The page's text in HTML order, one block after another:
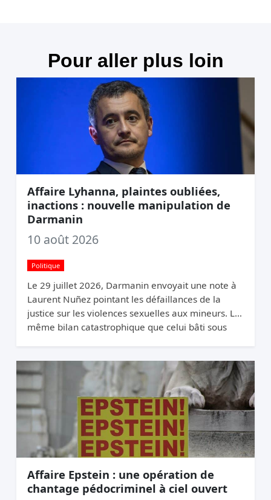
Pour aller plus loin
Affaire Lyhanna, plaintes oubliées,
inactions : nouvelle manipulation de
Darmanin
10 août 2026
Politique
Le 29 juillet 2026, Darmanin envoyait une note à
Laurent Nuñez pointant les défaillances de la
justice sur les violences sexuelles aux mineurs. Le
même bilan catastrophique que celui bâti sous
Affaire Epstein : une opération de
chantage pédocriminel à ciel ouvert